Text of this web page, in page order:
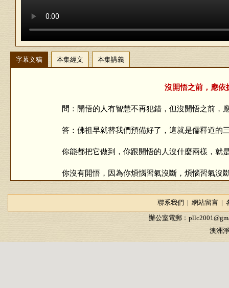
字幕文稿 本集經文 本集講義
沒開悟之前，應依
問：開悟的人有智慧不再犯錯，但沒開悟之前，
答：佛祖早就替我們預備好了，這就是儒釋道的
你能都把它做到，你跟開悟的人沒什麼兩樣，就
你沒有開悟，因為你煩惱習氣沒斷，煩惱習氣沒
答香港參學同修（第94集）
聯系我們 | 網站留言|
辦公室電郵﹕
澳洲